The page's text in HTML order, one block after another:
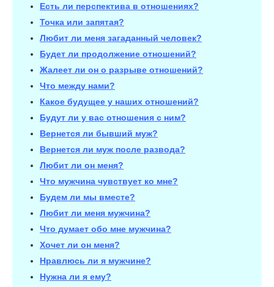
Есть ли перспектива в отношениях?
Точка или запятая?
Любит ли меня загаданный человек?
Будет ли продолжение отношений?
Жалеет ли он о разрыве отношений?
Что между нами?
Какое будущее у наших отношений?
Будут ли у вас отношения с ним?
Вернется ли бывший муж?
Вернется ли муж после развода?
Любит ли он меня?
Что мужчина чувствует ко мне?
Будем ли мы вместе?
Любит ли меня мужчина?
Что думает обо мне мужчина?
Хочет ли он меня?
Нравлюсь ли я мужчине?
Нужна ли я ему?